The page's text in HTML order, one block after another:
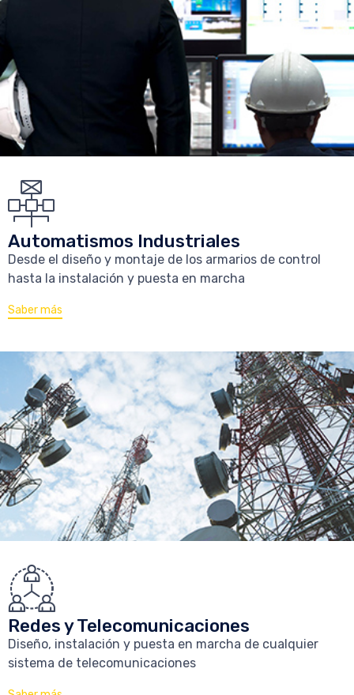
Automatismos Industriales
Desde el diseño y montaje de los armarios de control
hasta la instalación y puesta en marcha
Saber más
Redes y Telecomunicaciones
Diseño, instalación y puesta en marcha de cualquier
sistema de telecomunicaciones